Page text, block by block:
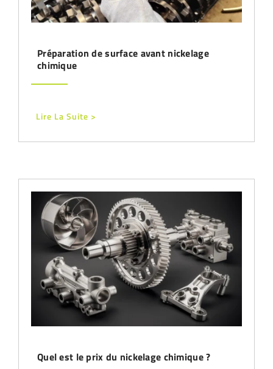
Préparation de surface avant nickelage
chimique
Lire La Suite >
Quel est le prix du nickelage chimique ?